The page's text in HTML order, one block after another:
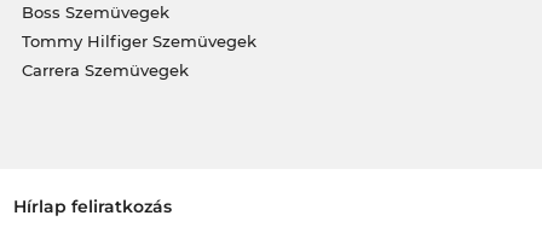
Boss Szemüvegek
Tommy Hilfiger Szemüvegek
Carrera Szemüvegek
Hírlap feliratkozás